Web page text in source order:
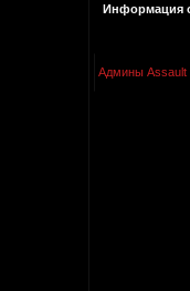
Информация
Админы Assault